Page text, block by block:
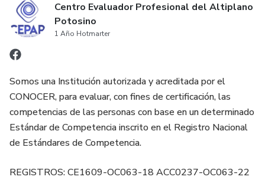
✔ Lecciones claras, prácticas y fáciles de seguir
✔ Plantillas, formatos y ejemplos de productos
✔ Revisión personalizada de productos
✔ 1 sesión de asesoría en vivo por semana
Centro Evaluador Profesional del Altiplano
Potosino
1 Año Hotmarter
Somos una Institución autorizada y acreditada por el
CONOCER, para evaluar, con fines de certificación, las
competencias de las personas con base en un determinado
Estándar de Competencia inscrito en el Registro Nacional
de Estándares de Competencia.
REGISTROS: CE1609-OC063-18 ACC0237-OC063-22